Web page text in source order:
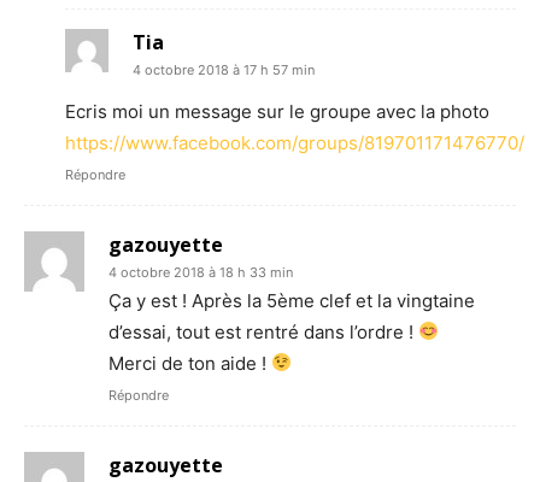
Tia
4 octobre 2018 à 17 h 57 min
Ecris moi un message sur le groupe avec la photo
https://www.facebook.com/groups/819701171476770/
Répondre
gazouyette
4 octobre 2018 à 18 h 33 min
Ça y est ! Après la 5ème clef et la vingtaine
d’essai, tout est rentré dans l’ordre !
Merci de ton aide !
Répondre
gazouyette